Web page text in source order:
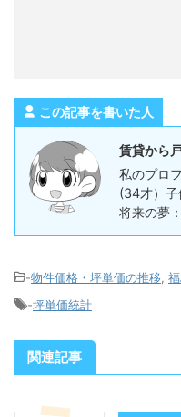
この記事を書いた人
賃貸から
私のプロ
(34才）
将来の夢
-物件価格・坪単価の推移,
-坪単価統計
関連記事